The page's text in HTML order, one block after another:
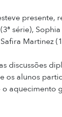
presente,
série),
Martinez
discussões
os alunos
aquecimento